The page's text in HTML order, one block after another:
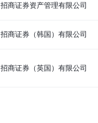
招商证券资产管理有限公司
招商证券（韩国）有限公司
招商证券（英国）有限公司